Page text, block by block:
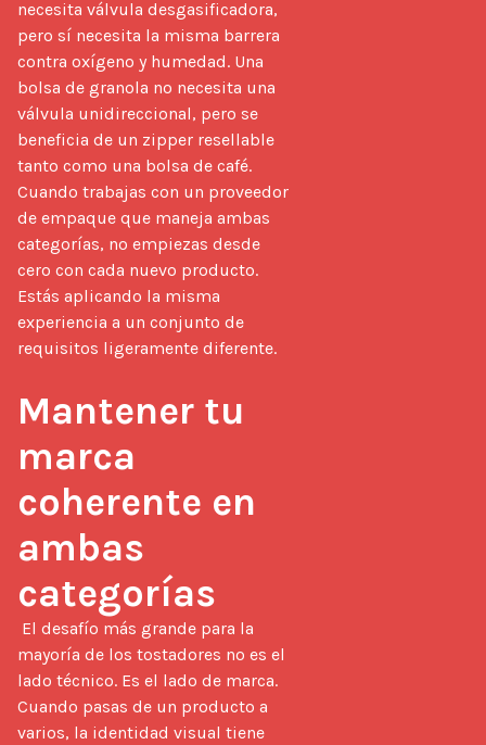
necesita válvula desgasificadora,
pero sí necesita la misma barrera
contra oxígeno y humedad. Una
bolsa de granola no necesita una
válvula unidireccional, pero se
beneficia de un zipper resellable
tanto como una bolsa de café.
Cuando trabajas con un proveedor
de empaque que maneja ambas
categorías, no empiezas desde
cero con cada nuevo producto.
Estás aplicando la misma
experiencia a un conjunto de
requisitos ligeramente diferente.
Mantener tu
marca
coherente en
ambas
categorías
mayoría de los tostadores no es el
lado técnico. Es el lado de marca.
Cuando pasas de un producto a
varios, la identidad visual tiene